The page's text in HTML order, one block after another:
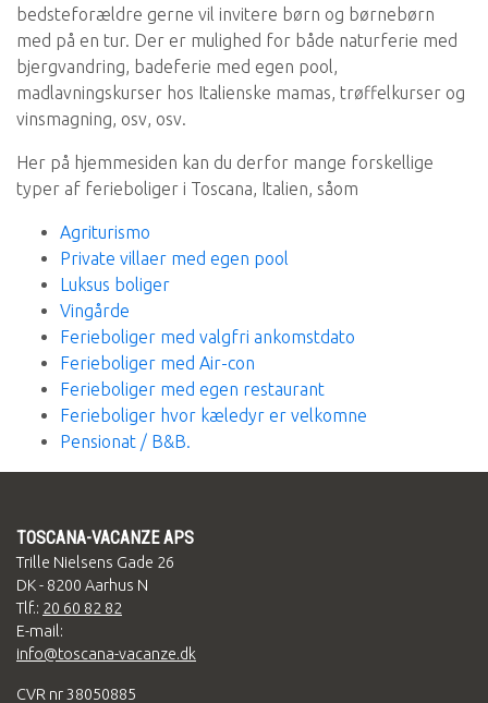
bedsteforældre gerne vil invitere børn og børnebørn
med på en tur. Der er mulighed for både naturferie med
bjergvandring, badeferie med egen pool,
madlavningskurser hos Italienske mamas, trøffelkurser og
vinsmagning, osv, osv.
Her på hjemmesiden kan du derfor mange forskellige
typer af ferieboliger i Toscana, Italien, såom
Agriturismo
Private villaer med egen pool
Luksus boliger
Vingårde
Ferieboliger med valgfri ankomstdato
Ferieboliger med Air-con
Ferieboliger med egen restaurant
Ferieboliger hvor kæledyr er velkomne
Pensionat / B&B.
TOSCANA-VACANZE APS
Trille Nielsens Gade 26
DK - 8200 Aarhus N
Tlf.: 20 60 82 82
E-mail:
info@toscana-vacanze.dk
CVR nr 38050885